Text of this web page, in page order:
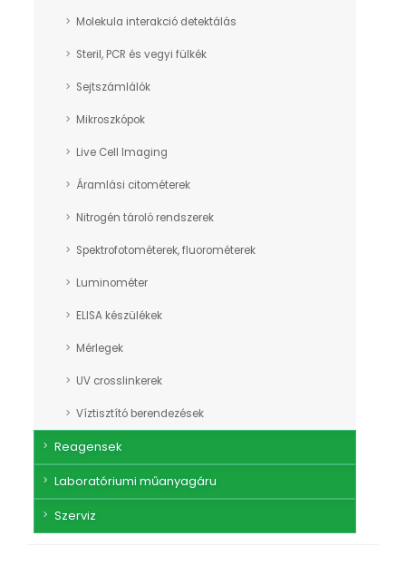
Molekula interakció detektálás
Steril, PCR és vegyi fülkék
Sejtszámlálók
Mikroszkópok
Live Cell Imaging
Áramlási citométerek
Nitrogén tároló rendszerek
Spektrofotométerek, fluorométerek
Luminométer
ELISA készülékek
Mérlegek
UV crosslinkerek
Víztisztító berendezések
Reagensek
Laboratóriumi műanyagáru
Szerviz